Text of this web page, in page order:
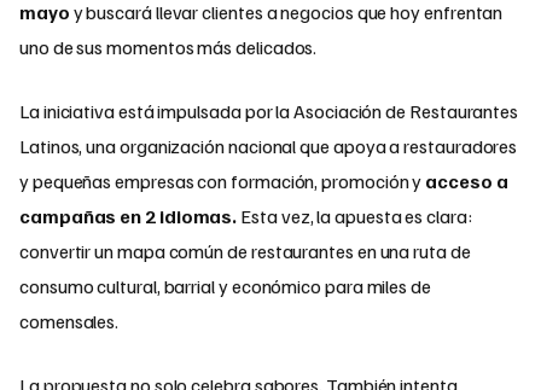
mayo y buscará llevar clientes a negocios que hoy enfrentan
uno de sus momentos más delicados.
La iniciativa está impulsada por la Asociación de Restaurantes
Latinos, una organización nacional que apoya a restauradores
y pequeñas empresas con formación, promoción y acceso a
campañas en 2 idiomas. Esta vez, la apuesta es clara:
convertir un mapa común de restaurantes en una ruta de
consumo cultural, barrial y económico para miles de
comensales.